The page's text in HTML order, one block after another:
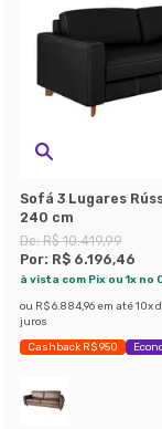
Sofá 3 Lugares
240 cm
De:R$ 10.419,99
Por: R$ 6.196,46
à vista com Pix ou 1x no
ou R$ 6.884,96 em até 10x
juros
Cashback R$ 950